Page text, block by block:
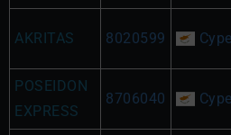
AKRITAS 8020599
POSEIDON
EXPRESS
8706040